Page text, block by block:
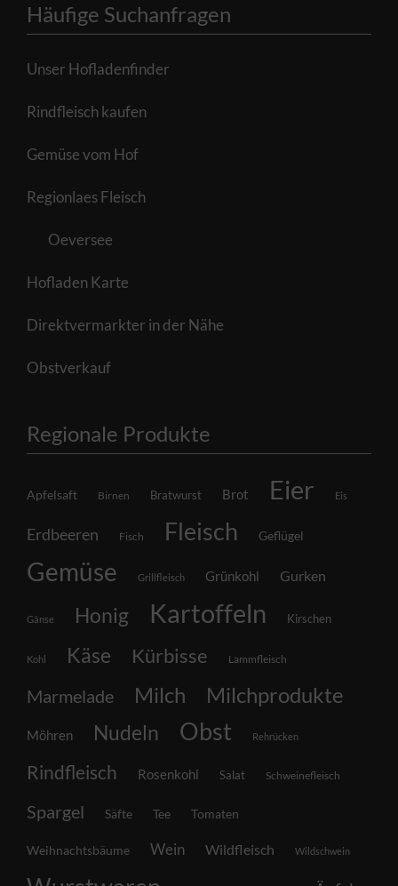
Häufige Suchanfragen
Unser Hofladenfinder
Rindfleisch kaufen
Gemüse vom Hof
Regionlaes Fleisch
Oeversee
Hofladen Karte
Direktvermarkter in der Nähe
Obstverkauf
Regionale Produkte
Apfelsaft Birnen Bratwurst Brot Eier Eis
Erdbeeren Fisch Fleisch Geflügel
Gemüse Grillfleisch Grünkohl Gurken
Gänse Honig Kartoffeln Kirschen
Kohl Käse Kürbisse Lammfleisch
Marmelade Milch Milchprodukte
Möhren Nudeln Obst Rehrücken
Rindfleisch Rosenkohl Salat Schweinefleisch
Spargel Säfte Tee Tomaten
Weihnachtsbäume Wein Wildfleisch Wildschwein